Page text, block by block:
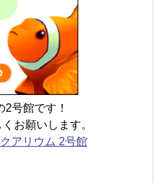
2号館です！
お願いします。
アリウム 2号館